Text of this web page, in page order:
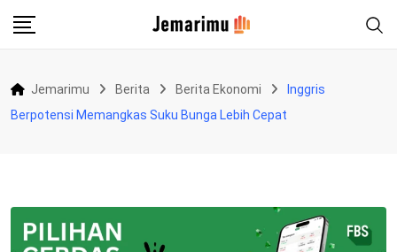
Skip
to
Jemarimu Berita Berita Ekonomi
Inggris
Berpotensi Memangkas Suku Bunga Lebih Cepat